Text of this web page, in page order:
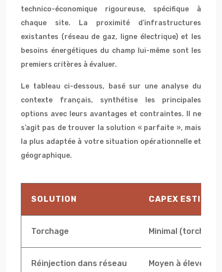
technico-économique rigoureuse, spécifique à
chaque site. La proximité d’infrastructures
existantes (réseau de gaz, ligne électrique) et les
besoins énergétiques du champ lui-même sont les
premiers critères à évaluer.
Le tableau ci-dessous, basé sur une analyse du
contexte français, synthétise les principales
options avec leurs avantages et contraintes. Il ne
s’agit pas de trouver la solution « parfaite », mais
la plus adaptée à votre situation opérationnelle et
géographique.
SOLUTION CAPEX ESTIMÉ
Torchage Minimal (torchère
Réinjection dans réseau Moyen à élevé